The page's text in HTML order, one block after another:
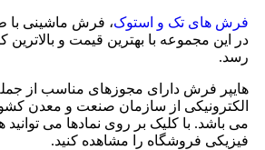
فرش های تک و استوک، فرش ماشینی با
در این مجموعه با بهترین قیمت و
رسد.
هایپر فرش دارای مجوزهای مناسب از جمله
الکترونیکی از سازمان صنعت و معدن
می باشد. با کلیک بر روی نمادها می
فیزیکی فروشگاه را مشاهده کنید.